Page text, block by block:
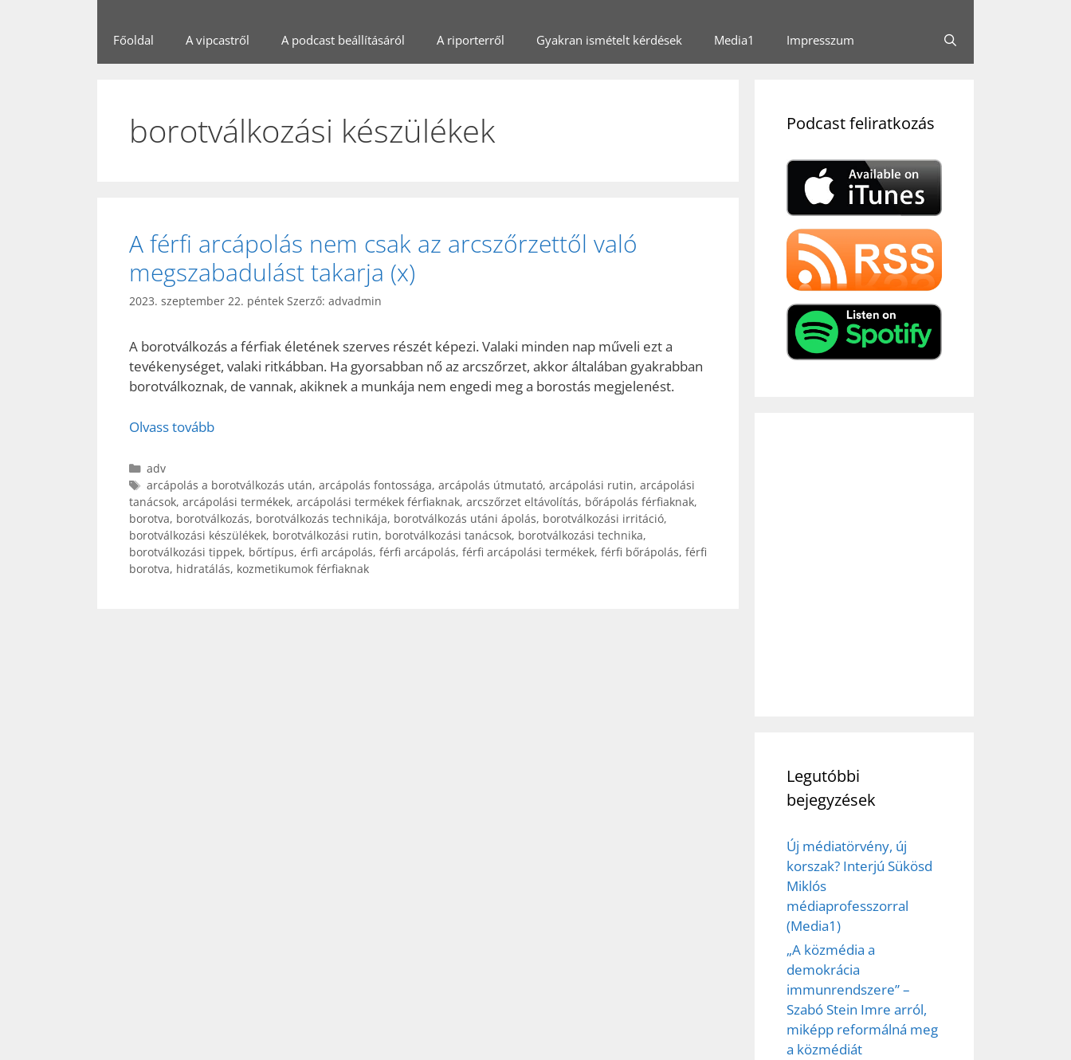
Főoldal A vipcastről A podcast beállításáról A riporterről Gyakran ismételt kérdések Media1 Impresszum
borotválkozási készülékek
A férfi arcápolás nem csak az arcszőrzettől való
megszabadulást takarja (x)
2023. szeptember 22. péntek Szerző: advadmin
A borotválkozás a férfiak életének szerves részét képezi. Valaki minden nap műveli ezt a
tevékenységet, valaki ritkábban. Ha gyorsabban nő az arcszőrzet, akkor általában gyakrabban
borotválkoznak, de vannak, akiknek a munkája nem engedi meg a borostás megjelenést.
Olvass tovább
Kategória
adv
Címkék
arcápolás a borotválkozás után, arcápolás fontossága, arcápolás útmutató, arcápolási rutin, arcápolási
tanácsok, arcápolási termékek, arcápolási termékek férfiaknak, arcszőrzet eltávolítás, bőrápolás férfiaknak,
borotva, borotválkozás, borotválkozás technikája, borotválkozás utáni ápolás, borotválkozási irritáció,
borotválkozási készülékek, borotválkozási rutin, borotválkozási tanácsok, borotválkozási technika,
borotválkozási tippek, bőrtípus, érfi arcápolás, férfi arcápolás, férfi arcápolási termékek, férfi bőrápolás, férfi
borotva, hidratálás, kozmetikumok férfiaknak
Podcast feliratkozás
Legutóbbi
bejegyzések
Új médiatörvény, új
korszak? Interjú Sükösd
Miklós
médiaprofesszorral
(Media1)
„A közmédia a
demokrácia
immunrendszere” –
Szabó Stein Imre arról,
miképp reformálná meg
a közmédiát